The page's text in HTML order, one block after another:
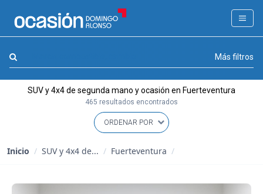
FILTROS
APPROVED
Modelo
Más filtros
SUV y 4x4 de segunda mano y ocasión en Fuerteventura
465 resultados encontrados
Inicio / SUV y 4x4 de... / Fuerteventura /